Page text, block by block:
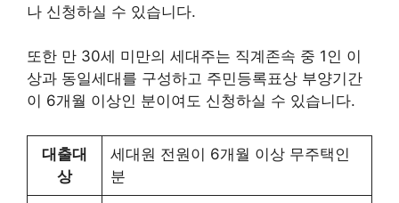
나 신청하실 수 있습니다.
또한 만 30세 미만의 세대주는 직계존속 중 1인 이
상과 동일세대를 구성하고 주민등록표상 부양기간
이 6개월 이상인 분이여도 신청하실 수 있습니다.
대출대
상
세대원 전원이 6개월 이상 무주택인
분